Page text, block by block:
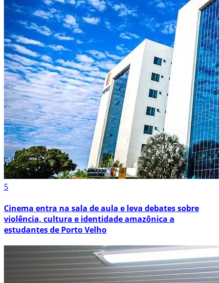
5
Cinema entra na sala de aula e leva debates sobre
violência, cultura e identidade amazônica a
estudantes de Porto Velho